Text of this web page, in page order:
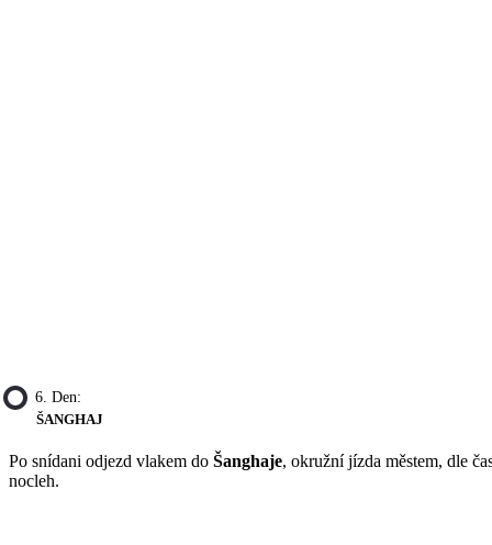
6. Den:
ŠANGHAJ
Po snídani odjezd vlakem do Šanghaje, okružní jízda městem, dle
nocleh.